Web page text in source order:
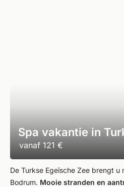
Spa vakantie in
vanaf 121 €
De Turkse Egeïsche Zee brengt u
Bodrum. Mooie stranden en